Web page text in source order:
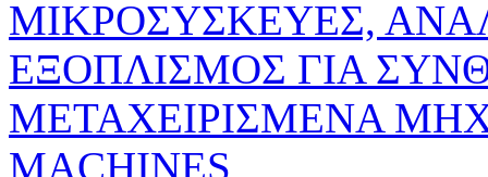
ΜΙΚΡΟΣΥΣΚΕΥΕΣ,
ΕΞΟΠΛΙΣΜΟΣ ΓΙΑ
ΜΕΤΑΧΕΙΡΙΣΜΕΝΑ
MACHINES